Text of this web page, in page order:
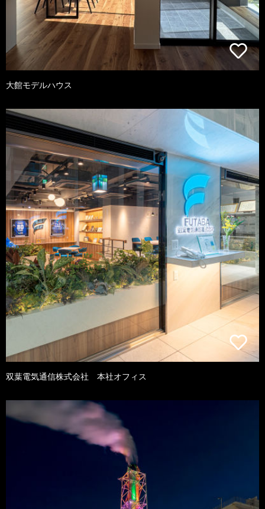
大館モデルハウス
双葉電気通信株式会社 本社オフィス